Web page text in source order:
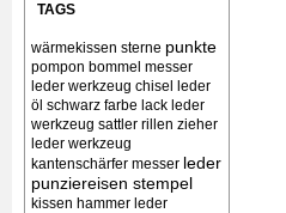
TAGS
wärmekissen sterne punkte
pompon bommel messer
leder werkzeug chisel
leder
öl schwarz farbe lack leder
werkzeug sattler rillen zieher
leder werkzeug
kantenschärfer messer leder
punziereisen stempel
kissen hammer leder